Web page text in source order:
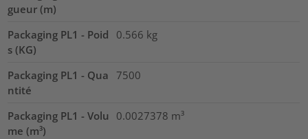
gueur (m)
Packaging PL1 - Poid
s (KG)
0.566 kg
Packaging PL1 - Qua
ntité
7500
Packaging PL1 - Volu
me (m³)
0.0027378 m³